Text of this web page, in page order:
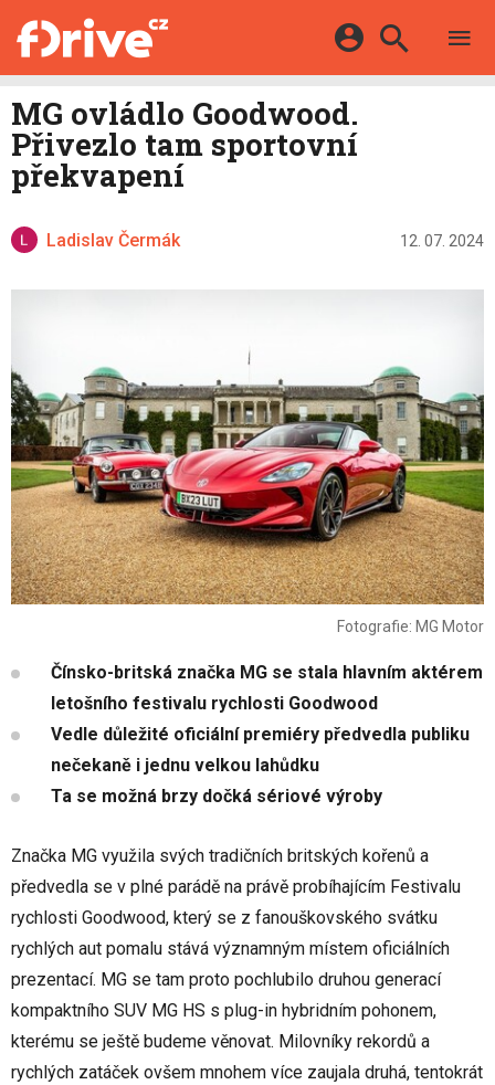
KATALOG
MAPA STANIC
DALŠÍ
HYBRIDY
E-MOTORSPORT
OSTATNÍ
Facebook Google
MG ovládlo Goodwood.
Přivezlo tam sportovní
překvapení
Ladislav Čermák 12. 07. 2024
Fotografie: MG Motor
Čínsko-britská značka MG se stala hlavním aktérem
letošního festivalu rychlosti Goodwood
Vedle důležité oficiální premiéry předvedla publiku
nečekaně i jednu velkou lahůdku
Ta se možná brzy dočká sériové výroby
Značka MG využila svých tradičních britských kořenů a
předvedla se v plné parádě na právě probíhajícím Festivalu
rychlosti Goodwood, který se z fanouškovského svátku
rychlých aut pomalu stává významným místem oficiálních
prezentací. MG se tam proto pochlubilo druhou generací
kompaktního SUV MG HS s plug-in hybridním pohonem,
kterému se ještě budeme věnovat. Milovníky rekordů a
rychlých zatáček ovšem mnohem více zaujala druhá, tentokrát